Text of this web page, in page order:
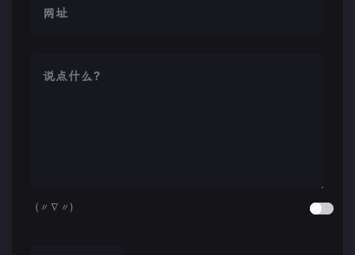
(〃∇〃)